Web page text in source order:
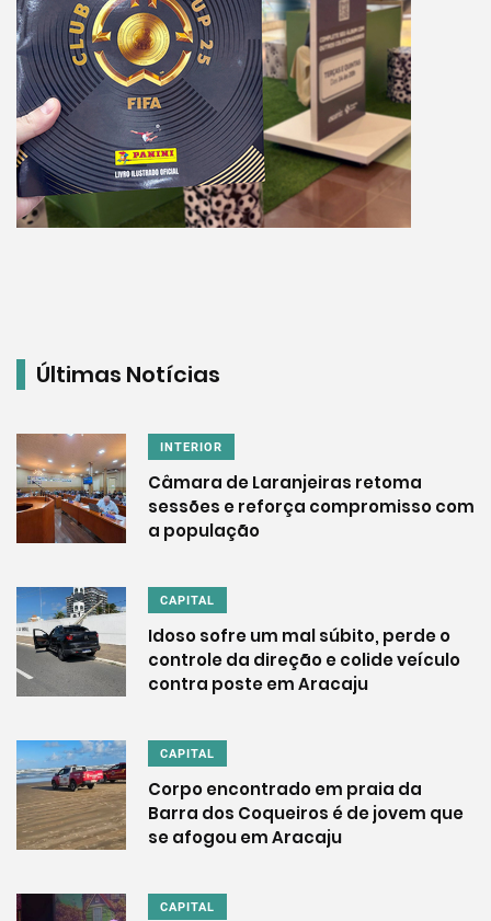
Últimas Notícias
INTERIOR
Câmara de Laranjeiras retoma
sessões e reforça compromisso com
a população
CAPITAL
Idoso sofre um mal súbito, perde o
controle da direção e colide veículo
contra poste em Aracaju
CAPITAL
Corpo encontrado em praia da
Barra dos Coqueiros é de jovem que
se afogou em Aracaju
CAPITAL